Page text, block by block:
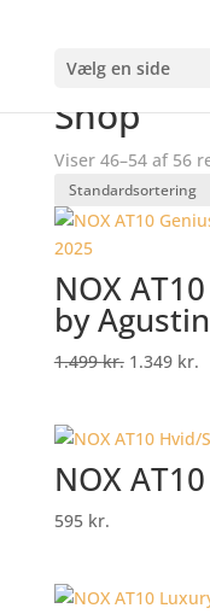
Vælg en side
Forside
Shop
Viser 46–54 af 56
NOX
by
1.499kr. Original
1.499 kr..
1.349 kr.
NOX
595 kr.